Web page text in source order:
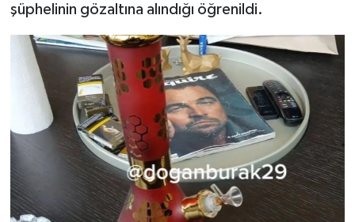
şüphelinin gözaltına alındığı öğrenildi.